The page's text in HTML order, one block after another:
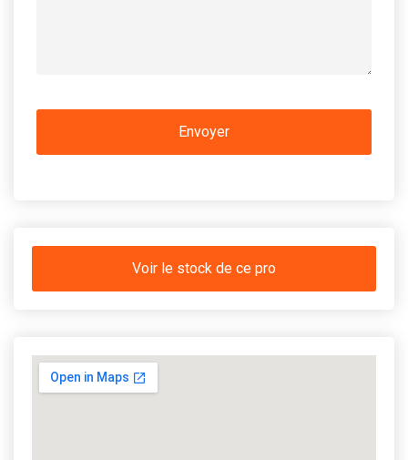
Voir le stock de ce pro